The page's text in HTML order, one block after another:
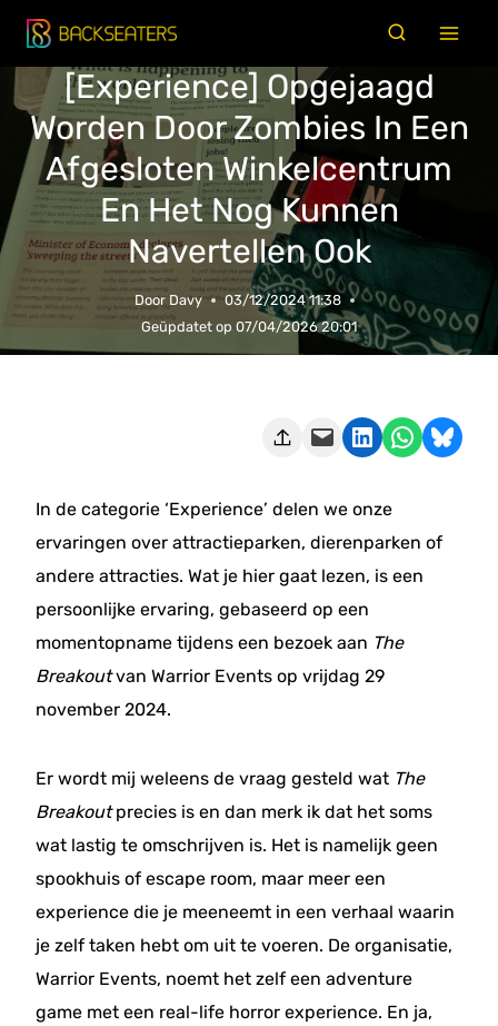
Doorgaan
naar
inhoud
[Experience] Opgejaagd
Worden Door Zombies In Een
Afgesloten Winkelcentrum
En Het Nog Kunnen
Navertellen Ook
Door Davy
03/12/2024 11:38
Geüpdatet op 07/04/2026 20:01
Deze pagina e-mailen Delen op LinkedIn Delen via WhatsApp Share on Bluesky
In de categorie ‘Experience’ delen we onze
ervaringen over attractieparken, dierenparken of
andere attracties. Wat je hier gaat lezen, is een
persoonlijke ervaring, gebaseerd op een
momentopname tijdens een bezoek aan The
Breakoutvan Warrior Events op vrijdag 29
november 2024.
Er wordt mij weleens de vraag gesteld wat The
Breakoutprecies is en dan merk ik dat het soms
wat lastig te omschrijven is. Het is namelijk geen
spookhuis of escape room, maar meer een
experience die je meeneemt in een verhaal waarin
je zelf taken hebt om uit te voeren. De organisatie,
Warrior Events, noemt het zelf een adventure
game met een real-life horror experience. En ja,